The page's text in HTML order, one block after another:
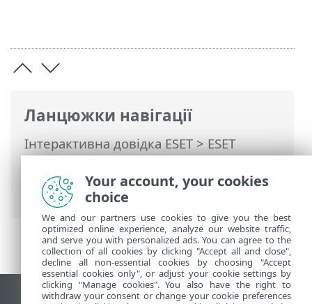
Ланцюжки навігації
Інтерактивна довідка ESET>ESET
PROTECT On-Prem>Початок роботи>
ESET PROTECTВеб-консоль>
Налаштування фільтрів і макетів
Your account, your cookies
choice
We and our partners use cookies to give you the best
optimized online experience, analyze our website traffic,
and serve you with personalized ads. You can agree to the
collection of all cookies by clicking "Accept all and close",
decline all non-essential cookies by choosing "Accept
essential cookies only", or adjust your cookie settings by
clicking "Manage cookies". You also have the right to
withdraw your consent or change your cookie preferences